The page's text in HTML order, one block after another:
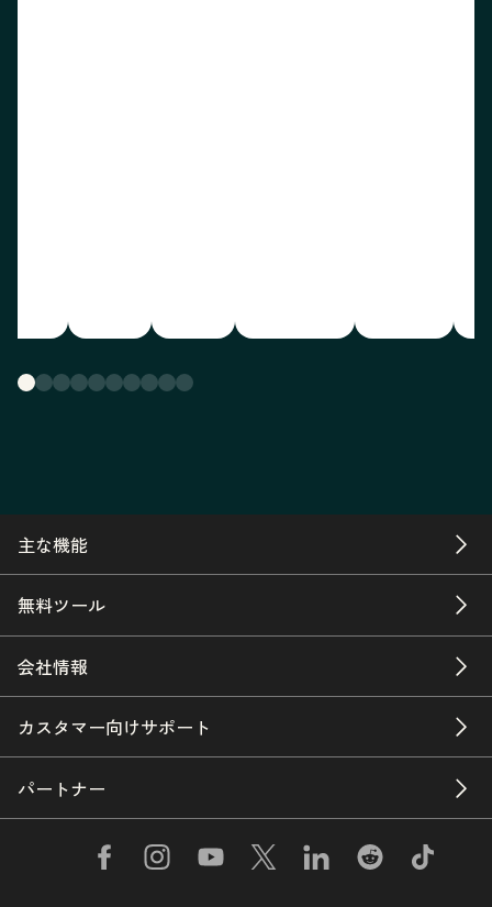
主な機能
無料ツール
会社情報
カスタマー向けサポート
パートナー